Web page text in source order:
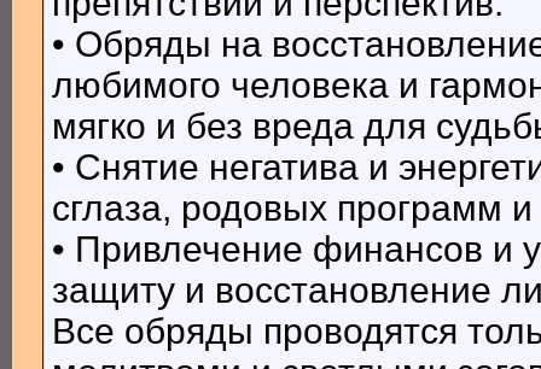
• Обряды на
любимого человека и
мягко и без вреда для
• Снятие негатива и
сглаза, родовых программ и
• Привлечение финансов и
защиту и восстановление
Все обряды проводятся